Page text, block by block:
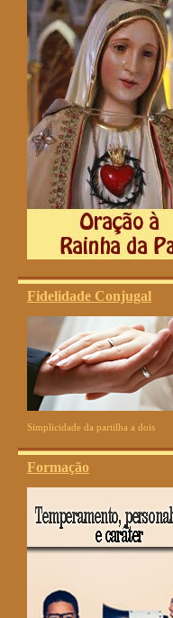
Fidelidade Conjugal
Simplicidade da partilha a dois
Formação